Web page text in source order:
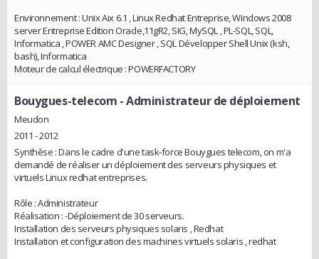
Environnement : Unix Aix 6.1 , Linux Redhat Entreprise, Windows 2008
server Entreprise Edition Oracle,11gR2, SIG, MySQL , PL-SQL, SQL,
Informatica , POWER AMC Designer , SQL Développer Shell Unix (ksh,
bash), Informatica
Moteur de calcul électrique : POWERFACTORY
Bouygues-telecom - Administrateur de déploiement
Meudon
2011 - 2012
Synthèse : Dans le cadre d'une task-force Bouygues telecom, on m'a
demandé de réaliser un déploiement des serveurs physiques et
virtuels Linux redhat entreprises.
Rôle : Administrateur
Réalisation : -Déploiement de 30 serveurs.
Installation des serveurs physiques solaris , Redhat
Installation et configuration des machines virtuels solaris , redhat